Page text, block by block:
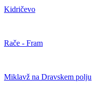
Kidričevo
Rače - Fram
Miklavž na Dravskem polju